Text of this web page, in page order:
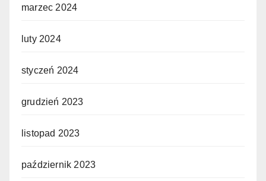
marzec 2024
luty 2024
styczeń 2024
grudzień 2023
listopad 2023
październik 2023